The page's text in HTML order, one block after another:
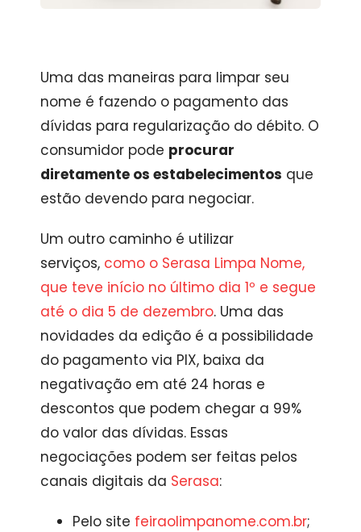
Uma das maneiras para limpar seu
nome é fazendo o pagamento das
dívidas para regularização do débito. O
consumidor pode procurar
diretamente os estabelecimentos que
estão devendo para negociar.
Um outro caminho é utilizar
serviços, como o Serasa Limpa Nome,
que teve início no último dia 1º e segue
até o dia 5 de dezembro. Uma das
novidades da edição é a possibilidade
do pagamento via PIX, baixa da
negativação em até 24 horas e
descontos que podem chegar a 99%
do valor das dívidas. Essas
negociações podem ser feitas pelos
canais digitais da Serasa:
Pelo site feiraolimpanome.com.br;